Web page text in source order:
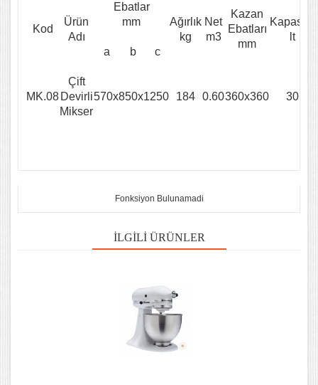
Kod
Ürün
Adı
Ebatlar
mm
Ağırlık
kg
Net
m3
Kazan
Ebatları
mm
Kapasite
lt
a
b c
MK.08
Çift
Devirli
Mikser
570x850x1250 184 0.60360x360 30
Fonksiyon Bulunamadi
İLGILI ÜRÜNLER